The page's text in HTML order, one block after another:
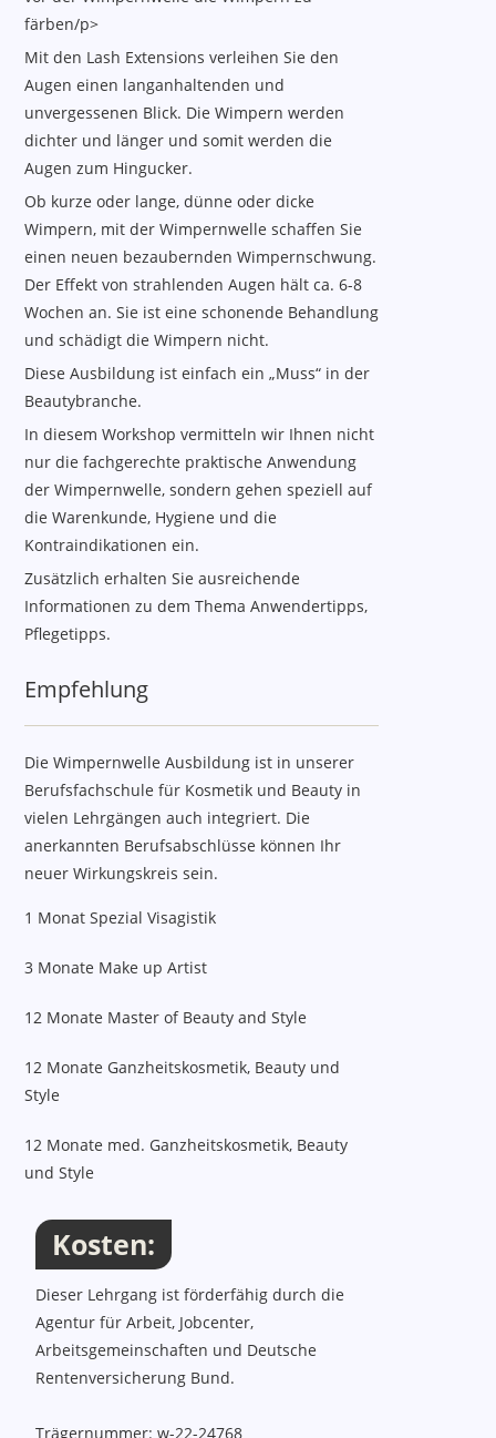
färben/p>
Mit den Lash Extensions verleihen Sie den
Augen einen langanhaltenden und
unvergessenen Blick. Die Wimpern werden
dichter und länger und somit werden die
Augen zum Hingucker.
Ob kurze oder lange, dünne oder dicke
Wimpern, mit der Wimpernwelle schaffen Sie
einen neuen bezaubernden Wimpernschwung.
Der Effekt von strahlenden Augen hält ca. 6-8
Wochen an. Sie ist eine schonende Behandlung
und schädigt die Wimpern nicht.
Diese Ausbildung ist einfach ein „Muss“ in der
Beautybranche.
In diesem Workshop vermitteln wir Ihnen nicht
nur die fachgerechte praktische Anwendung
der Wimpernwelle, sondern gehen speziell auf
die Warenkunde, Hygiene und die
Kontraindikationen ein.
Zusätzlich erhalten Sie ausreichende
Informationen zu dem Thema Anwendertipps,
Pflegetipps.
Empfehlung
Die Wimpernwelle Ausbildung ist in unserer
Berufsfachschule für Kosmetik und Beauty in
vielen Lehrgängen auch integriert. Die
anerkannten Berufsabschlüsse können Ihr
neuer Wirkungskreis sein.
1 Monat Spezial Visagistik
3 Monate Make up Artist
12 Monate Master of Beauty and Style
12 Monate Ganzheitskosmetik, Beauty und
Style
12 Monate med. Ganzheitskosmetik, Beauty
und Style
Kosten, Termine, Ort, Inhalte
Kosten:
Dieser Lehrgang ist förderfähig durch die
Agentur für Arbeit, Jobcenter,
Arbeitsgemeinschaften und Deutsche
Rentenversicherung Bund.
Trägernummer: w-22-24768